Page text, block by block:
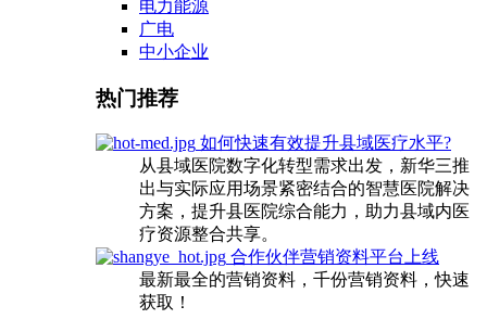
电力能源
广电
中小企业
热门推荐
如何快速有效提升县域医疗水平?
从县域医院数字化转型需求出发，新华三推
出与实际应用场景紧密结合的智慧医院解决
方案，提升县医院综合能力，助力县域内医
疗资源整合共享。
合作伙伴营销资料平台上线
最新最全的营销资料，千份营销资料，快速
获取！